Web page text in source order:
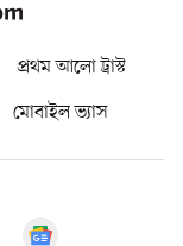
প্রথম আলো ট্রাস্ট
মোবাইল ভ্যাস